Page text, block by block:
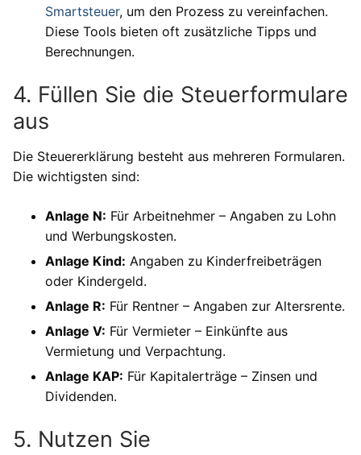
Smartsteuer, um den Prozess zu vereinfachen.
Diese Tools bieten oft zusätzliche Tipps und
Berechnungen.
4. Füllen Sie die Steuerformulare
aus
Die Steuererklärung besteht aus mehreren Formularen.
Die wichtigsten sind:
Anlage N: Für Arbeitnehmer – Angaben zu Lohn
und Werbungskosten.
Anlage Kind: Angaben zu Kinderfreibeträgen
oder Kindergeld.
Anlage R: Für Rentner – Angaben zur Altersrente.
Anlage V: Für Vermieter – Einkünfte aus
Vermietung und Verpachtung.
Anlage KAP: Für Kapitalerträge – Zinsen und
Dividenden.
5. Nutzen Sie